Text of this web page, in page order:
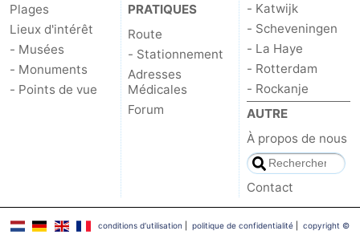
Plages
Lieux d'intérêt
- Musées
- Monuments
- Points de vue
PRATIQUES
Route
- Stationnement
Adresses
Médicales
Forum
- Katwijk
- Scheveningen
- La Haye
- Rotterdam
- Rockanje
AUTRE
À propos de nous
Contact
conditions d‘utilisation politique de confidentialité| copyright ©